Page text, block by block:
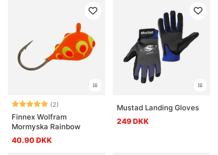
Vurdering: (2)
5.0 ud af 5 stjerner
Finnex Wolfram
Mormyska Rainbow
40.90 DKK
Mustad Landing Gloves
249 DKK